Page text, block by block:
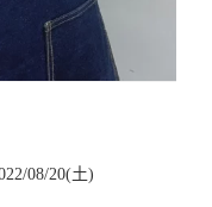
08/20(土)